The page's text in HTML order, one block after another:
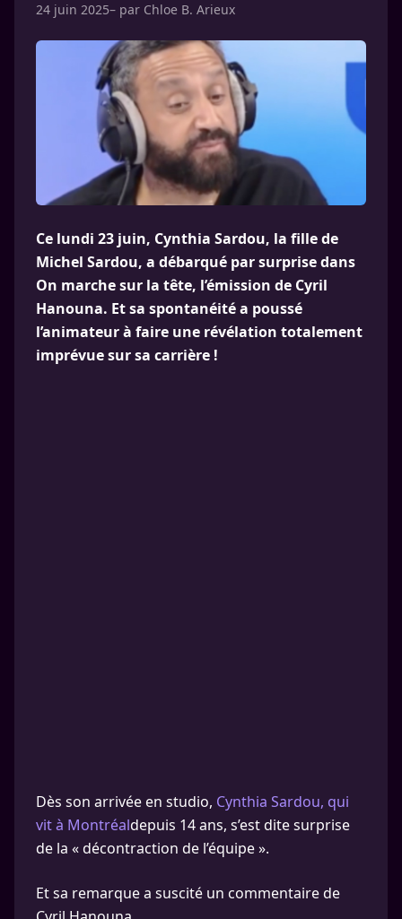
24 juin 2025– par Chloe B. Arieux
Ce lundi 23 juin, Cynthia Sardou, la fille de
Michel Sardou, a débarqué par surprise dans
On marche sur la tête, l’émission de Cyril
Hanouna. Et sa spontanéité a poussé
l’animateur à faire une révélation totalement
imprévue sur sa carrière !
Dès son arrivée en studio, Cynthia Sardou, qui
vit à Montréaldepuis 14 ans, s’est dite surprise
de la « décontraction de l’équipe ».
Et sa remarque a suscité un commentaire de